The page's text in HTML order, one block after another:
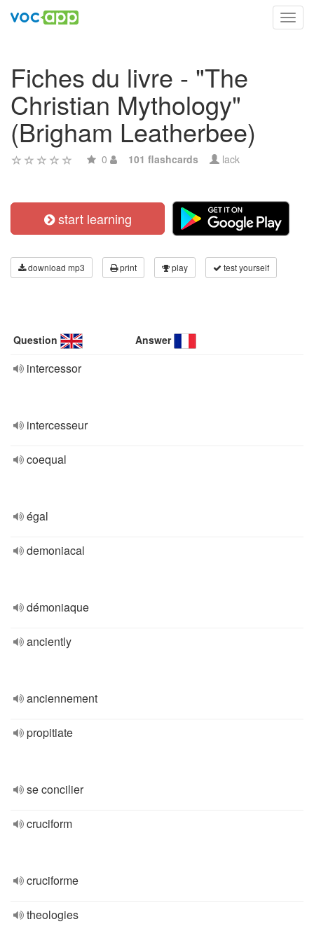
Fiches du livre - "The
Christian Mythology"
(Brigham Leatherbee)
0 101 flashcards lack
start learning
download mp3 print play test yourself
Question Answer
intercessor
intercesseur
coequal
égal
demoniacal
démoniaque
anciently
anciennement
propitiate
se concilier
cruciform
cruciforme
theologies